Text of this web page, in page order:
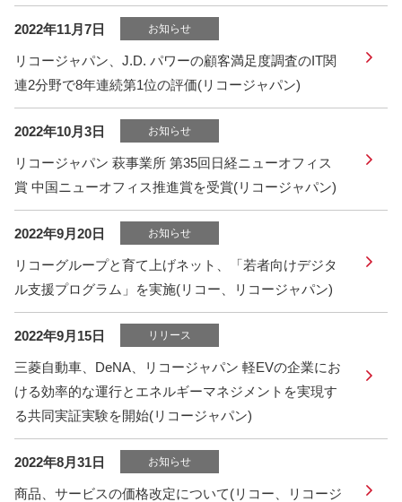
2022年11月7日 お知らせ
リコージャパン、J.D. パワーの顧客満足度調査のIT関
連2分野で8年連続第1位の評価(リコージャパン)
2022年10月3日 お知らせ
リコージャパン 萩事業所 第35回日経ニューオフィス
賞 中国ニューオフィス推進賞を受賞(リコージャパン)
2022年9月20日 お知らせ
リコーグループと育て上げネット、「若者向けデジタ
ル支援プログラム」を実施(リコー、リコージャパン)
2022年9月15日 リリース
三菱自動車、DeNA、リコージャパン 軽EVの企業にお
ける効率的な運行とエネルギーマネジメントを実現す
る共同実証実験を開始(リコージャパン)
2022年8月31日 お知らせ
商品、サービスの価格改定について(リコー、リコージ